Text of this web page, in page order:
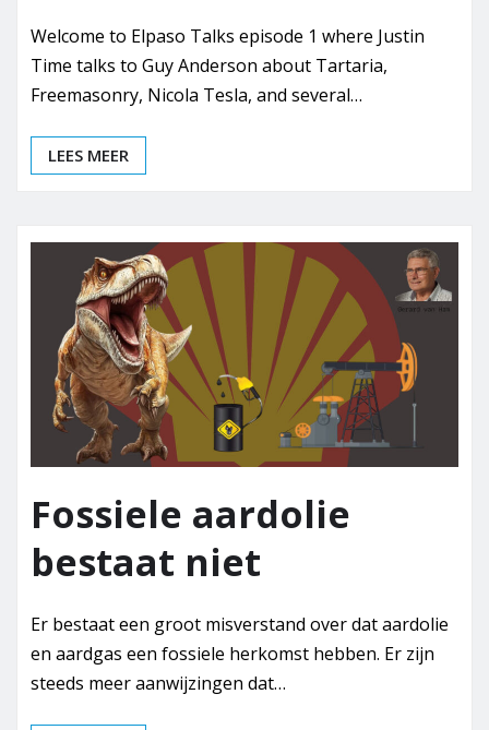
Welcome to Elpaso Talks episode 1 where Justin
Time talks to Guy Anderson about Tartaria,
Freemasonry, Nicola Tesla, and several…
LEES MEER
Fossiele aardolie
bestaat niet
Er bestaat een groot misverstand over dat aardolie
en aardgas een fossiele herkomst hebben. Er zijn
steeds meer aanwijzingen dat…